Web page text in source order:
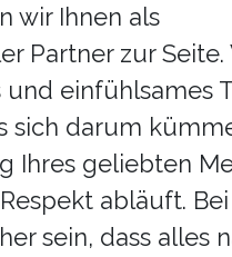
wir Ihnen als
Partner zur Seite.
einfühlsames
sich darum
Ihres geliebten
abläuft.
sein, dass alles